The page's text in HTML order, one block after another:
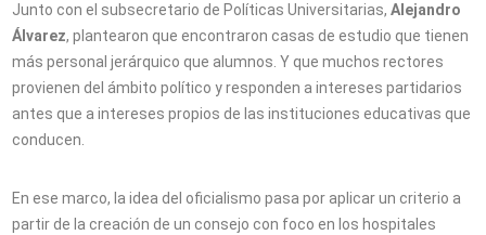
Junto con el subsecretario de Políticas Universitarias,Alejandro
Álvarez, plantearon que encontraron casas de estudio que tienen
más personal jerárquico que alumnos. Y que muchos rectores
provienen del ámbito político y responden a intereses partidarios
antes que a intereses propios de las instituciones educativas que
conducen.
En ese marco, la idea del oficialismo pasa por aplicar un criterio a
partir de la creación de un consejo con foco en los hospitales